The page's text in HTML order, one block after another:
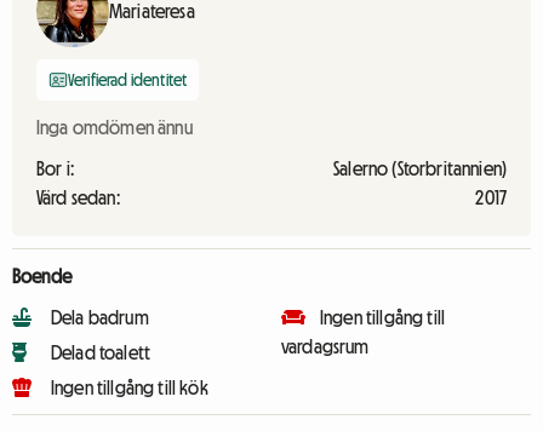
Mariateresa
Verifierad identitet
Inga omdömen ännu
Bor i:
Salerno (Storbritannien)
Värd sedan:
2017
Boende
Dela badrum
Delad toalett
Ingen tillgång till kök
Ingen tillgång till
vardagsrum